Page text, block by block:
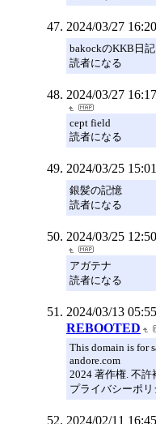
2024/03/27
bakockのKKB日記
読者になる
2024/03/27
cept field
読者になる
2024/03/25
銀髪の記憶
読者になる
2024/03/25
アガテナ
読者になる
2024/03/13
REBOOTED
This domain is for
andore.com
2024 著作権. 不許
プライバシーポリ
2024/02/11